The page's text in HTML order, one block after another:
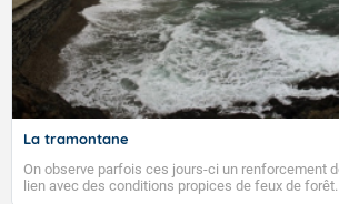
La tramontane
On observe parfois ces jours-ci un renforcement
lien avec des conditions propices de feux de